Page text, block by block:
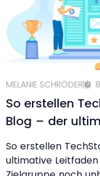
MELANIE SCHRÖDER
So erstellen
Blog – der
So erstellen
ultimative